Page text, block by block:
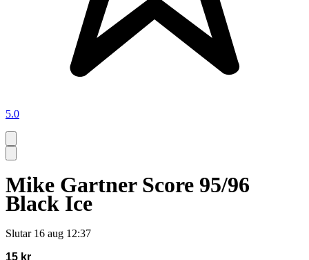
5.0
Mike Gartner Score 95/96
Black Ice
Slutar 16 aug 12:37
15 kr